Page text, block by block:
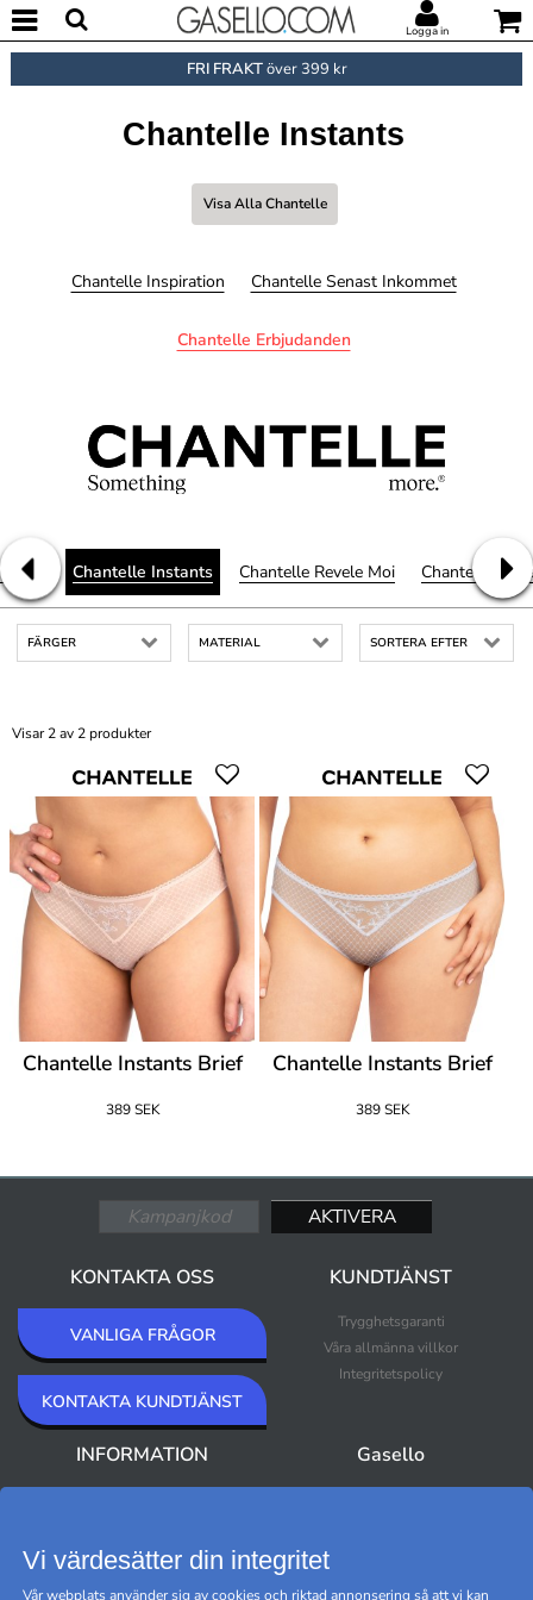
Logga in
FRI FRAKTöver 399 kr
Chantelle Instants
Visa Alla Chantelle
Chantelle Inspiration Chantelle Senast Inkommet
Chantelle Erbjudanden
Chantelle Instants Chantelle Revele Moi Chantelle
FÄRGER MATERIAL SORTERA EFTER
Visar 2 av 2 produkter
Chantelle Instants Brief
389 SEK
Chantelle Instants Brief
389 SEK
KONTAKTA OSS
VANLIGA FRÅGOR
KONTAKTA KUNDTJÄNST
KUNDTJÄNST
Trygghetsgaranti
Våra allmänna villkor
Integritetspolicy
INFORMATION Gasello
Vi värdesätter din integritet
Vår webplats använder sig av cookies och riktad annonsering så att vi kan